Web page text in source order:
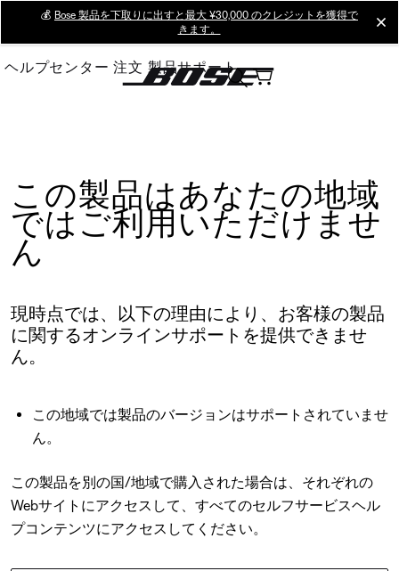
Main
💰 Bose 製品を下取りに出すと最大 ¥30,000 のクレジットを獲得で
きます。
ヘルプセンター 注文 製品サポート
この製品はあなたの地域
ではご利用いただけませ
ん
現時点では、以下の理由により、お客様の製品
に関するオンラインサポートを提供できませ
ん。
この地域では製品のバージョンはサポートされていませ
ん。
この製品を別の国/地域で購入された場合は、それぞれの
Webサイトにアクセスして、すべてのセルフサービスヘル
プコンテンツにアクセスしてください。